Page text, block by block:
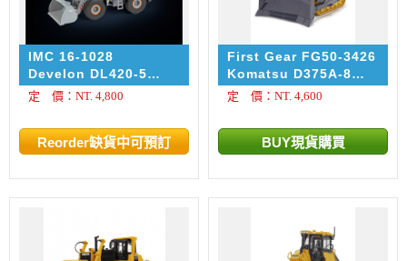
IMC 16-1028
Develon DL420-5
Limited CVT Version
定 價：NT. 4,800
First Gear FG50-3426
Komatsu D375A-8
Crawler Dozer with
Ripper
定 價：NT. 4,600